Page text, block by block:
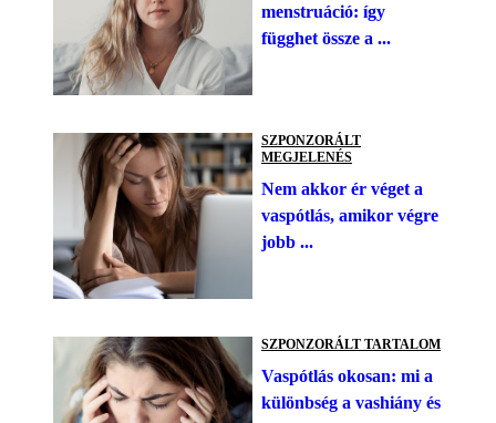
menstruáció: így
függhet össze a ...
SZPONZORÁLT
MEGJELENÉS
Nem akkor ér véget a
vaspótlás, amikor végre
jobb ...
SZPONZORÁLT TARTALOM
Vaspótlás okosan: mi a
különbség a vashiány és